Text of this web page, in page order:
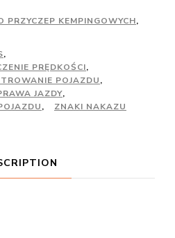
PRZYCZEP KEMPINGOWYCH,
,
PRĘDKOŚCI,
POJAZDU,
JAZDY,
, ZNAKI NAKAZU